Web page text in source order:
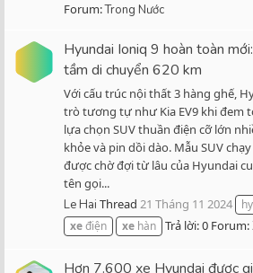
Forum:Trong Nước
Hyundai Ioniq 9 hoàn toàn
tầm di chuyển 620 km
Với cấu trúc nội thất 3 hàng ghế,
trò tương tự như Kia EV9 khi đem
lựa chọn SUV thuần điện cỡ lớn
khỏe và pin dồi dào. Mẫu SUV
được chờ đợi từ lâu của Hyundai
tên gọi...
Le Hai Thread 21 Tháng 11 2024
xeđiện xe hàn Trả lời: 0 Forum:
Hơn 7.600 xe Hyundai được